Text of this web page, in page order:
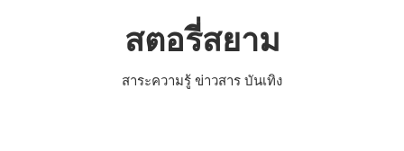
สตอรี่สยาม
สาระความรู้ ข่าวสาร บันเทิง